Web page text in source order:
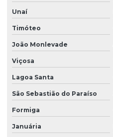
Unaí
Timóteo
João Monlevade
Viçosa
Lagoa Santa
São Sebastião do Paraíso
Formiga
Januária